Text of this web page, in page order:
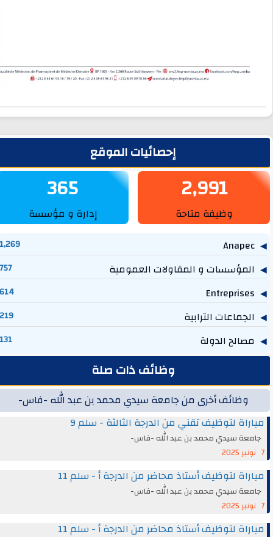
إحصائيات الموقع
2,991
وظيفة متاحة
365
إدارة و مؤسسة
Anapec
1,269
المؤسسات و المقاولات العمومية 757
Entreprises
614
الجماعات الترابية 219
مصالح الدولة 131
وظائف ذات صلة
وظائف أخرى من جامعة سيدي محمد بن عبد الله -فاس-
مباراة لتوظيف تقني من الدرجة الثالثة - سلم 9
جامعة سيدي محمد بن عبد الله -فاس-
مباراة لتوظيف أستاذ محاضر من الدرجة أ - سلم 11
جامعة سيدي محمد بن عبد الله -فاس-
مباراة لتوظيف أستاذ محاضر من الدرجة أ - سلم 11